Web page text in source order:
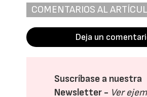
COMENTARIOS AL
Deja un
Suscríbase a nuestra
Newsletter - Ver